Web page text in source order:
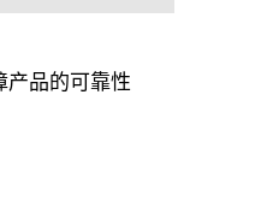
产品的可靠性